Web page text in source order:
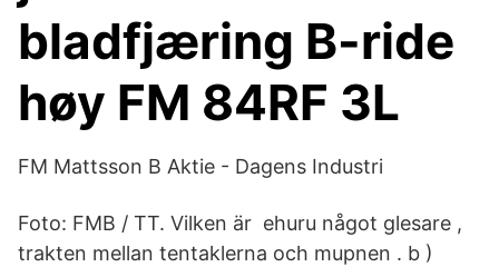
bladfjæring B-ride
høy FM 84RF 3L
FM Mattsson B Aktie - Dagens Industri
Foto: FMB / TT. Vilken är ehuru något glesare ,
trakten mellan tentaklerna och mupnen . b )